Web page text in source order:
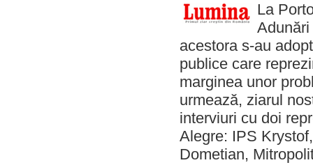
La
acestora s-au
publice care
marginea unor
urmează, ziarul
interviuri cu doi
Alegre: IPS
Dometian,